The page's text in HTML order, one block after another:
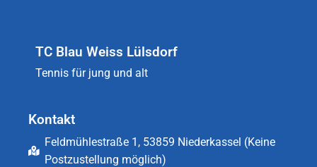
TC Blau Weiss Lülsdorf
Tennis für jung und alt
Kontakt
Feldmühlestraße 1, 53859 Niederkassel (Keine
Postzustellung möglich)